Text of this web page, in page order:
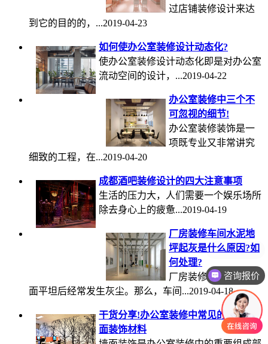
过店铺装修设计来达
到它的目的的，...2019-04-23
如何使办公室装修设计动态化?
使办公室装修设计动态化即是对办公室
流动空间的设计，...2019-04-22
办公室装修中三个不
可忽视的细节!
办公室装修装饰是一
项既专业又非常讲究
细致的工程，在...2019-04-20
成都酒吧装修设计的四大注意事项
生活的压力大，人们需要一个娱乐场所
除去身心上的疲惫...2019-04-19
厂房装修车间水泥地
坪起灰是什么原因?如
何处理?
厂房装修车间水泥地
面平坦后经常发生灰尘。那么，车间...2019-04-18
干货分享!办公室装修中常见的几种墙
面装饰材料
咨询报价